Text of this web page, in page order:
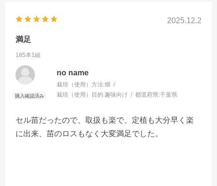
2025.12.2
満足
185本1組
no name
栽培（使用）方法:畑
栽培（使用）目的:趣味向け 都道府県:千葉県
セル苗だったので、取扱も楽で、定植も大分早く楽
に出来、苗のロスもなく大変満足でした。